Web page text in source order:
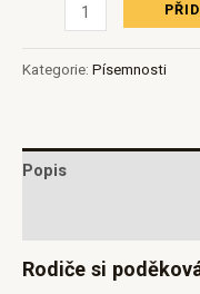
Kategorie: Písemnosti
Popis
Rodiče si